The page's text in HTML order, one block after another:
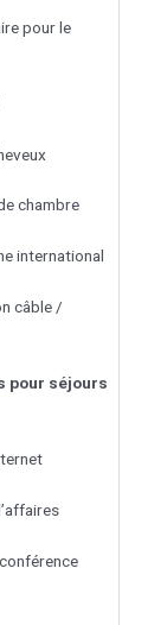
pour le
chambre
international
câble /
pour séjours